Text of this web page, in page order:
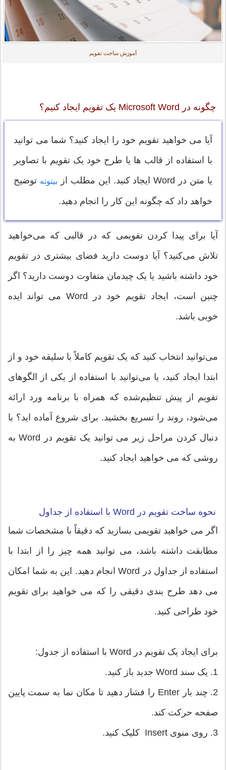
آموزش ساخت تقویم
چگونه در Microsoft Word یک تقویم ایجاد کنیم؟
آیا می خواهید تقویم خود را ایجاد کنید؟ شما می توانید
با استفاده از قالب ها یا طرح خود یک تقویم با تصاویر
یا متن در Word ایجاد کنید. این مطلب از
بیتوته توضیح
خواهد داد که چگونه این کار را انجام دهید.
آیا برای پیدا کردن تقویمی که در قالبی که می‌خواهید
تلاش می‌کنید؟ آیا دوست دارید فضای بیشتری در تقویم
خود داشته باشید یا یک چیدمان متفاوت دوست دارید؟ اگر
چنین است، ایجاد تقویم خود در Word می تواند ایده
خوبی باشد.
می‌توانید انتخاب کنید که یک تقویم کاملاً با سلیقه خود و از
ابتدا ایجاد کنید، یا می‌توانید با استفاده از یکی از الگوهای
تقویم از پیش تنظیم‌شده که همراه با برنامه ورد ارائه
می‌شود، روند را تسریع بخشید. برای شروع آماده اید؟ با
دنبال کردن مراحل زیر می توانید یک تقویم در Word به
روشی که می خواهید ایجاد کنید.
نحوه ساخت تقویم در Word با استفاده از جداول
اگر می خواهید تقویمی بسازید که دقیقاً با مشخصات شما
مطابقت داشته باشد، می توانید همه چیز را از ابتدا با
استفاده از جداول در Word انجام دهید. این به شما امکان
می دهد طرح بندی دقیقی را که می خواهید برای تقویم
خود طراحی کنید.
برای ایجاد یک تقویم در Word با استفاده از جدول:
1. یک سند Word جدید باز کنید.
2. چند بار Enter را فشار دهید تا مکان نما به سمت پایین
صفحه حرکت کند.
3. روی منوی Insert کلیک کنید.